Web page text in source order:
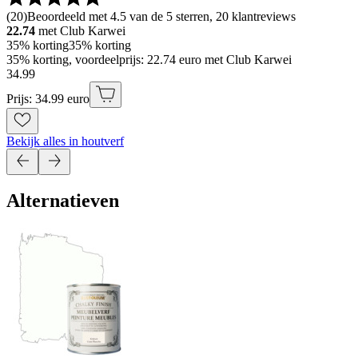
(20)Beoordeeld met 4.5 van de 5 sterren, 20 klantreviews
22.74 met Club Karwei
35% korting35% korting
35% korting, voordeelprijs: 22.74 euro met Club Karwei
34.99
Prijs: 34.99 euro
Bekijk alles in houtverf
Alternatieven